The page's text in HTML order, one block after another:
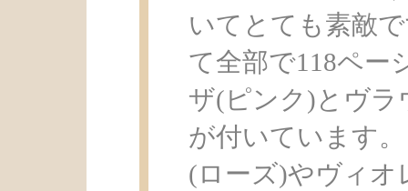
いてとても素敵
て全部で118ペー
ザ(ピンク)とヴラ
が付いています
(ローズ)やヴィオ